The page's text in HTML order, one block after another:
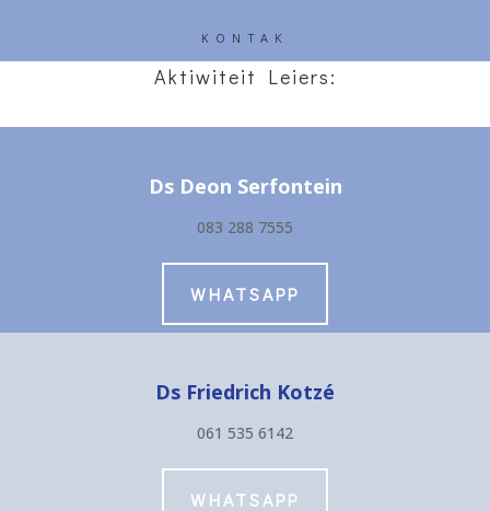
KONTAK
Aktiwiteit Leiers:
Ds Deon Serfontein
083 288 7555
WHATSAPP
Ds Friedrich Kotzé
061 535 6142
WHATSAPP